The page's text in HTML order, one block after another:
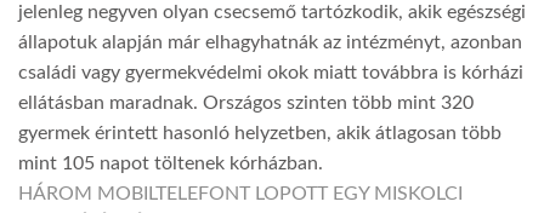
jelenleg negyven olyan csecsemő tartózkodik, akik egészségi
állapotuk alapján már elhagyhatnák az intézményt, azonban
családi vagy gyermekvédelmi okok miatt továbbra is kórházi
ellátásban maradnak. Országos szinten több mint 320
gyermek érintett hasonló helyzetben, akik átlagosan több
mint 105 napot töltenek kórházban.
HÁROM MOBILTELEFONT LOPOTT EGY MISKOLCI